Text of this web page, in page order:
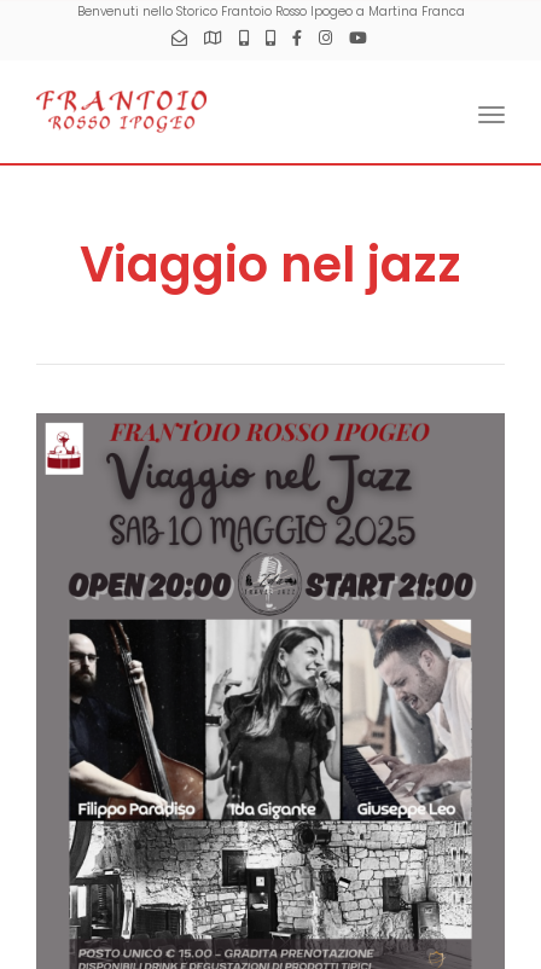
Benvenuti nello Storico Frantoio Rosso Ipogeo a Martina Franca
Viaggio nel jazz